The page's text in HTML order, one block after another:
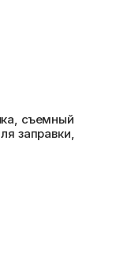
съемный
заправки,